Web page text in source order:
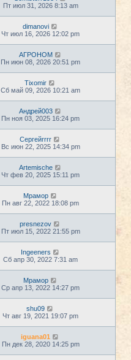
Пт июл 31, 2026 8:13 am
dimanovi
Чт июл 16, 2026 12:02 pm
АГРОНОМ
Пн июн 08, 2026 20:51 pm
Tixomir
Сб май 09, 2026 10:21 am
Андрей003
Пн ноя 03, 2025 16:24 pm
Сергейrrrr
Вс июн 22, 2025 14:34 pm
Artemische
Чт фев 20, 2025 15:11 pm
Мрамор
Пн авг 22, 2022 18:08 pm
presnezov
Пт июл 15, 2022 21:55 pm
Ingeeners
Сб апр 30, 2022 7:31 am
Мрамор
Ср апр 13, 2022 14:27 pm
shu09
Чт авг 19, 2021 19:07 pm
iguana01
Пн дек 28, 2020 14:25 pm